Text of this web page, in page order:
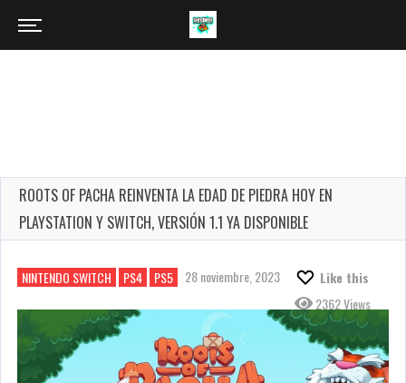
ROOTS OF PACHA REINVENTA LA EDAD DE PIEDRA HOY EN
PLAYSTATION Y SWITCH, VERSIÓN 1.1 YA DISPONIBLE
NINTENDO SWITCH PS4 PS5 28 noviembre, 2023
Like this
2362 Views